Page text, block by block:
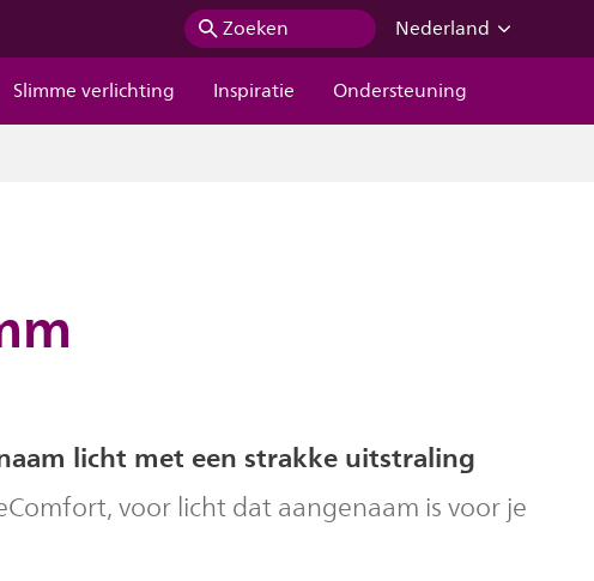
Zoeken
Nederland
Slimme verlichting Inspiratie Ondersteuning
licht met een strakke uitstraling
voor licht dat aangenaam is voor je